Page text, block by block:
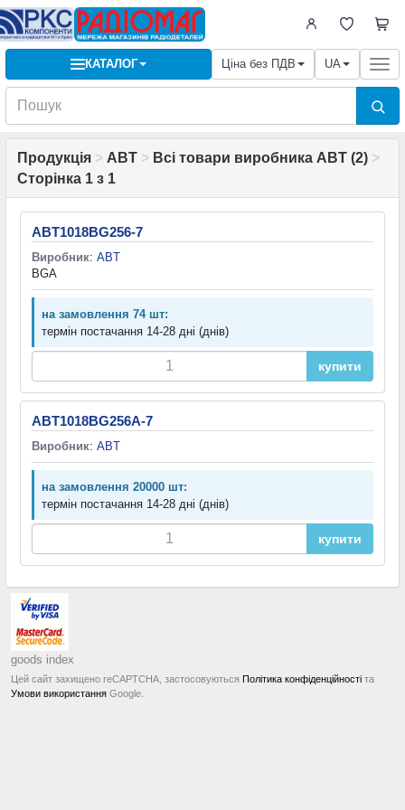
КАТАЛОГ Ціна без ПДВ UA
Продукція > ABT > Всі товари виробника ABT (2) >
Сторінка 1 з 1
ABT1018BG256-7
Виробник: ABT
BGA
на замовлення 74 шт:
термін постачання 14-28 дні (днів)
купити
ABT1018BG256A-7
Виробник: ABT
на замовлення 20000 шт:
термін постачання 14-28 дні (днів)
купити
goods index
Цей сайт захищено reCAPTCHA, застосовуються Політика конфіденційності та
Умови використання Google.